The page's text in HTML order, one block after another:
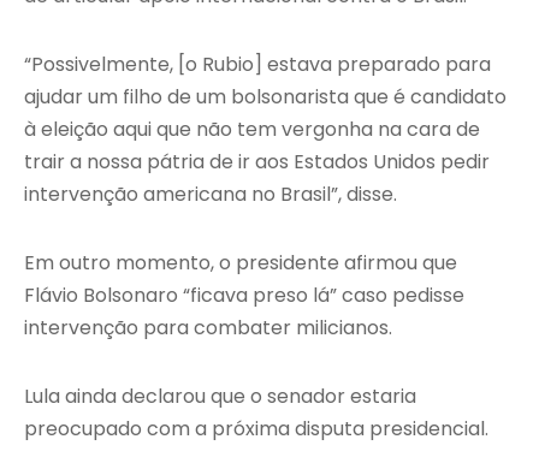
“Possivelmente, [o Rubio] estava preparado para
ajudar um filho de um bolsonarista que é candidato
à eleição aqui que não tem vergonha na cara de
trair a nossa pátria de ir aos Estados Unidos pedir
intervenção americana no Brasil”, disse.
Em outro momento, o presidente afirmou que
Flávio Bolsonaro “ficava preso lá” caso pedisse
intervenção para combater milicianos.
Lula ainda declarou que o senador estaria
preocupado com a próxima disputa presidencial.